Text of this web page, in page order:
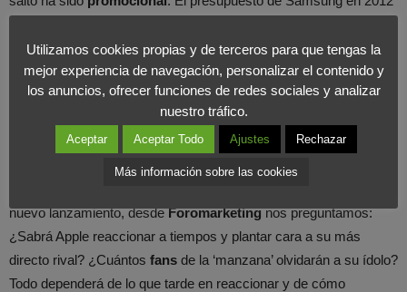
Microsoft, Hewlett-Packard, Dell y Coca-Cola y seguirá en esta
línea. Además, ha madrugado más que su rival, ya que este
modelo nace en primaveray el nuevo iPhone se prevé que lo
Con su última creación, el Galaxy 4, la compañía coreana vendió
nuevo lanzamiento, desdeForomarketingnos preguntamos:
¿Sabrá Apple reaccionar a tiempos y plantar cara a su más
directo rival? ¿Cuántos fans de la ‘manzana’ olvidarán a su ídolo?
Todo dependerá de lo que tarde en reaccionar y de cómo
Utilizamos cookies propias y de terceros para que tengas la
mejor experiencia de navegación, personalizar el contenido y
los anuncios, ofrecer funciones de redes sociales y analizar
nuestro tráfico.
Aceptar Aceptar Todo Ajustes Rechazar
Más información sobre las cookies